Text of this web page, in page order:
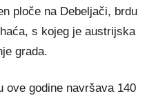
ploče na Debeljači, brdu
s kojeg je austrijska
grada.
ove godine navršava 140